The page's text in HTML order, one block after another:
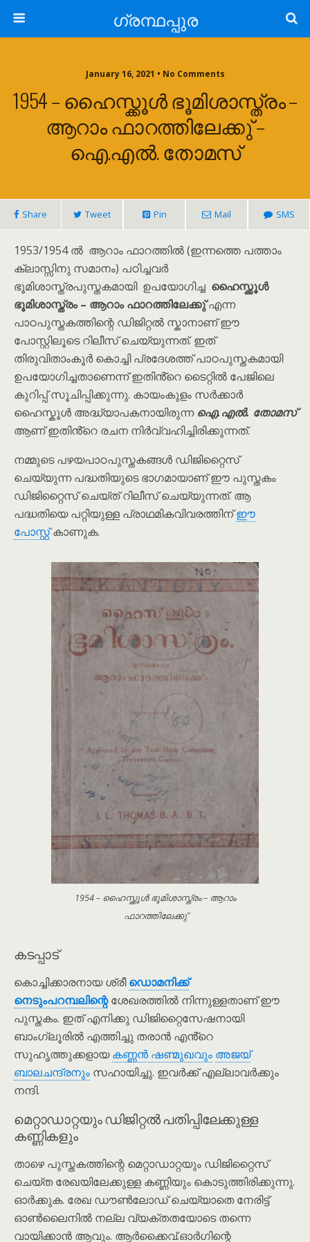
ഗ്രന്ഥപ്പുര
January 16, 2021 • No Comments
1954 – ഹൈസ്ക്കൂൾ ഭൂമിശാസ്ത്രം –
ആറാം ഫാറത്തിലേക്കു് –
ഐ.എൽ. തോമസ്
Share Tweet Pin Mail SMS
1953/1954 ൽ ആറാം ഫാറത്തിൽ (ഇന്നത്തെ പത്താം
ക്ലാസ്സിനു സമാനം) പഠിച്ചവർ
ഭൂമിശാസ്ത്രപുസ്തകമായി ഉപയോഗിച്ച ഹൈസ്ക്കൂൾ
ഭൂമിശാസ്ത്രം – ആറാം ഫാറത്തിലേക്കു്എന്ന
പാഠപുസ്തകത്തിന്റെ ഡിജിറ്റൽ സ്കാനാണ് ഈ
പോസ്റ്റിലൂടെ റിലീസ് ചെയ്യുന്നത്. ഇത്
തിരുവിതാംകൂർ കൊച്ചി പ്രദേശത്ത് പാഠപുസ്തകമായി
ഉപയോഗിച്ചതാണെന്ന് ഇതിൻ്റെ ടൈറ്റിൽ പേജിലെ
കുറിപ്പ് സൂചിപ്പിക്കുന്നു. കായംകുളം സർക്കാർ
ഹൈസ്കൂൾ അദ്ധ്യാപകനായിരുന്ന ഐ.എൽ. തോമസ്
ആണ് ഇതിൻ്റെ രചന നിർവ്വഹിച്ചിരിക്കുന്നത്.
നമ്മുടെ പഴയപാഠപുസ്തകങ്ങൾ ഡിജിറ്റൈസ്
ചെയ്യുന്ന പദ്ധതിയുടെ ഭാഗമായാണ് ഈ പുസ്തകം
ഡിജിറ്റൈസ് ചെയ്ത് റിലീസ് ചെയ്യുന്നത്. ആ
പദ്ധതിയെ പറ്റിയുള്ള പ്രാഥമികവിവരത്തിന്ഈ
പോസ്റ്റ്കാണുക.
1954 – ഹൈസ്ക്കൂൾ ഭൂമിശാസ്ത്രം – ആറാം
ഫാറത്തിലേക്കു്
കടപ്പാട്
കൊച്ചിക്കാരനായ ശ്രീഡൊമനിക്ക്
നെടും‌പറമ്പലിന്റെശേഖരത്തിൽ നിന്നുള്ളതാണ് ഈ
പുസ്തകം. ഇത് എനിക്കു ഡിജിറ്റൈസേഷനായി
ബാംഗ്ലൂരിൽ എത്തിച്ചു തരാൻ എൻ്റെ
സുഹൃത്തുക്കളായകണ്ണൻ ഷണ്മുഖവും അജയ്
ബാലചന്ദ്രനും സഹായിച്ചു. ഇവർക്ക് എല്ലാവർക്കും
നന്ദി.
മെറ്റാഡാറ്റയും ഡിജിറ്റൽ പതിപ്പിലേക്കുള്ള
കണ്ണികളും
താഴെ പുസ്തകത്തിന്റെ മെറ്റാഡാറ്റയും ഡിജിറ്റൈസ്
ചെയ്ത രേഖയിലേക്കുള്ള കണ്ണിയും കൊടുത്തിരിക്കുന്നു.
ഓർക്കുക. രേഖ ഡൗൺലോഡ് ചെയ്യാതെ നേരിട്ട്
ഓൺലൈനിൽ നല്ല വ്യക്തതയോടെ തന്നെ
വായിക്കാൻ ആവും. ആർക്കൈവ്.ഓർഗിന്റെ